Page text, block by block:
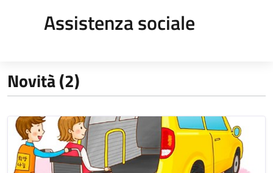
Assistenza sociale
Novità (2)